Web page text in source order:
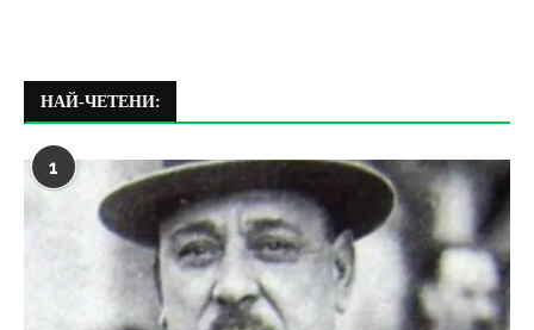
НАЙ-ЧЕТЕНИ:
1